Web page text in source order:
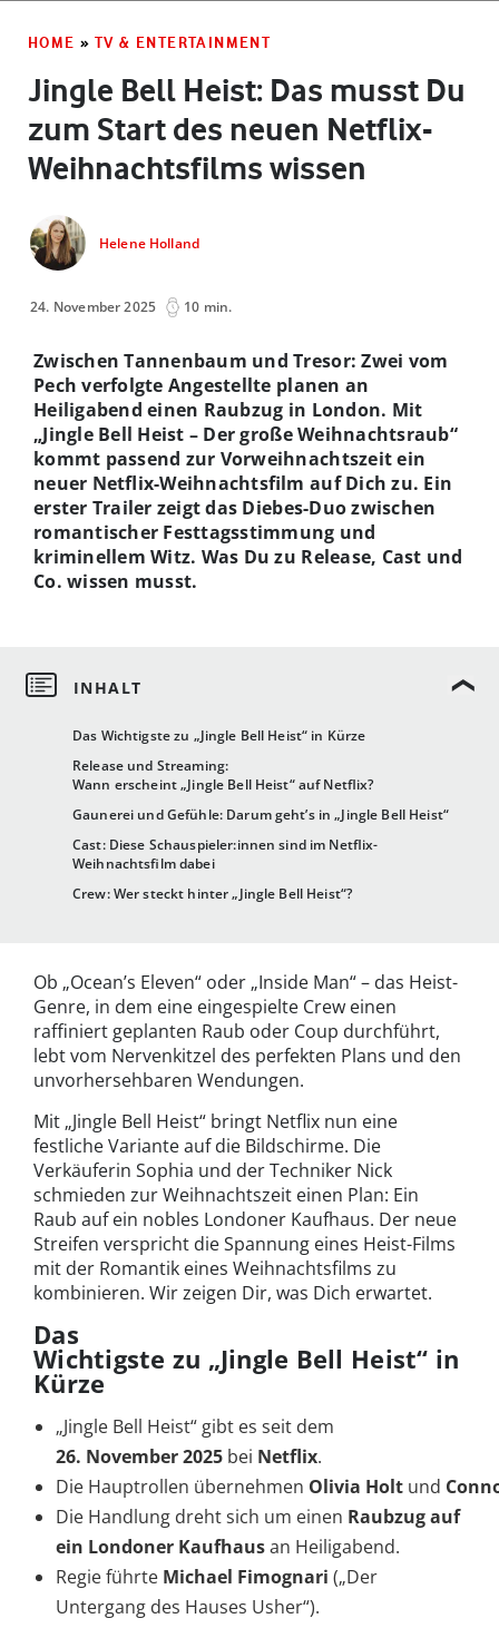
HOME » TV & ENTERTAINMENT
Jingle Bell Heist: Das musst Du
zum Start des neuen Netflix-
Weihnachtsfilms wissen
Helene Holland
24. November 2025 10 min.
Das Wichtigste zu „Jingle Bell Heist“ in Kürze
Release und Streaming:
Wann erscheint „Jingle Bell Heist“ auf Netflix?
Gaunerei und Gefühle: Darum geht’s in „Jingle Bell Heist“
Cast: Diese Schauspieler:innen sind im Netflix-
Weihnachtsfilm dabei
Crew: Wer steckt hinter „Jingle Bell Heist“?
Zwischen Tannenbaum und Tresor: Zwei vom
Pech verfolgte Angestellte planen an
Heiligabend einen Raubzug in London. Mit
„Jingle Bell Heist – Der große Weihnachtsraub“
kommt passend zur Vorweihnachtszeit ein
neuer Netflix-Weihnachtsfilm auf Dich zu. Ein
erster Trailer zeigt das Diebes-Duo zwischen
romantischer Festtagsstimmung und
kriminellem Witz. Was Du zu Release, Cast und
Co. wissen musst.
Ob „Ocean’s Eleven“ oder „Inside Man“ – das Heist-
Genre, in dem eine eingespielte Crew einen
raffiniert geplanten Raub oder Coup durchführt,
lebt vom Nervenkitzel des perfekten Plans und den
unvorhersehbaren Wendungen.
Mit „Jingle Bell Heist“ bringt Netflix nun eine
festliche Variante auf die Bildschirme. Die
Verkäuferin Sophia und der Techniker Nick
schmieden zur Weihnachtszeit einen Plan: Ein
Raub auf ein nobles Londoner Kaufhaus. Der neue
Streifen verspricht die Spannung eines Heist-Films
mit der Romantik eines Weihnachtsfilms zu
kombinieren. Wir zeigen Dir, was Dich erwartet.
Das
Wichtigste zu „Jingle Bell Heist“ in
Kürze
„Jingle Bell Heist“ gibt es seit dem
26. November 2025 bei Netflix.
Die Hauptrollen übernehmen Olivia Holt und
Die Handlung dreht sich um einen Raubzug auf
ein Londoner Kaufhausan Heiligabend.
Regie führte Michael Fimognari („Der
Untergang des Hauses Usher“).